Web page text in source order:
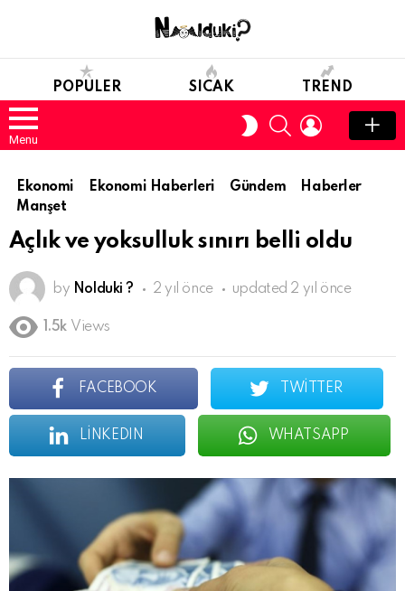
POPULER SICAK TREND
Menu
SWITCH
SKIN
SEARCHLOGIN
Ekonomi Ekonomi Haberleri Gündem
Haberler
Manşet
Açlık ve yoksulluk sınırı belli oldu
by Nolduki ? 2 yıl önce updated 2 yıl önce
1.5k Views
FACEBOOK TWITTER
LINKEDIN WHATSAPP